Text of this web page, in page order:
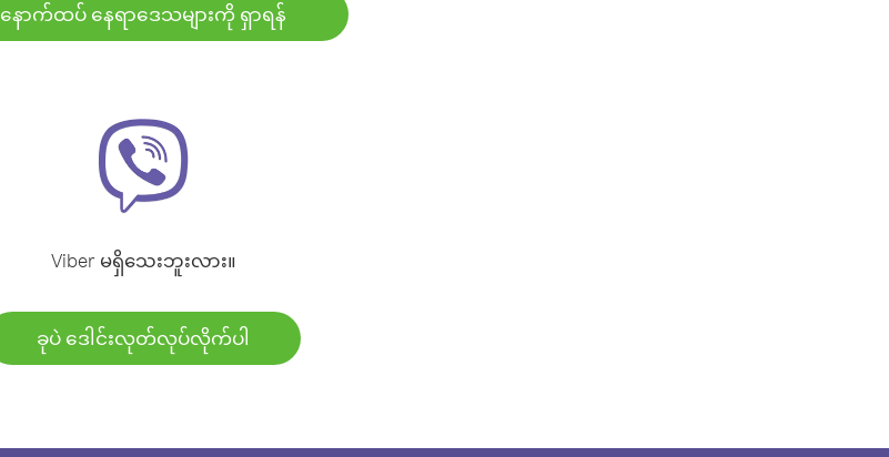
နောက်ထပ် နေရာဒေသများကို ရှာရန်
Viber မရှိသေးဘူးလား။
ခုပဲ ဒေါင်းလုတ်လုပ်လိုက်ပါ